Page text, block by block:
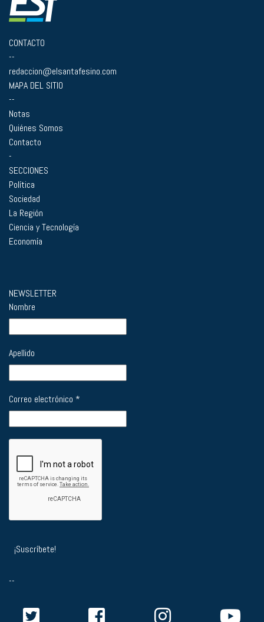
CONTACTO
--
redaccion@elsantafesino.com
MAPA DEL SITIO
--
Notas
Quiénes Somos
Contacto
-
SECCIONES
Política
Sociedad
La Región
Ciencia y Tecnología
Economía
NEWSLETTER
Nombre
Apellido
Correo electrónico *
--